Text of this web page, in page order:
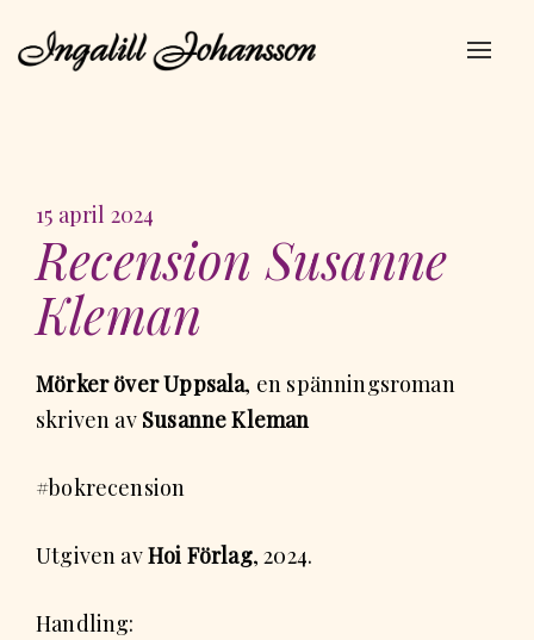
Publicerad
på
15 april 2024
Recension Susanne
Kleman
Mörker över Uppsala, en spänningsroman
skriven av Susanne Kleman
#bokrecension
Utgiven avHoi Förlag, 2024.
Handling: